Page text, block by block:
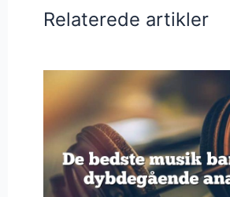
Relaterede artikler